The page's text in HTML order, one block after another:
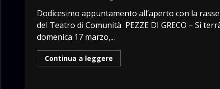
Dodicesimo appuntamento all’aperto con la
del Teatro di Comunità PEZZE DI GRECO – Si
domenica 17 marzo,...
Continua a leggere